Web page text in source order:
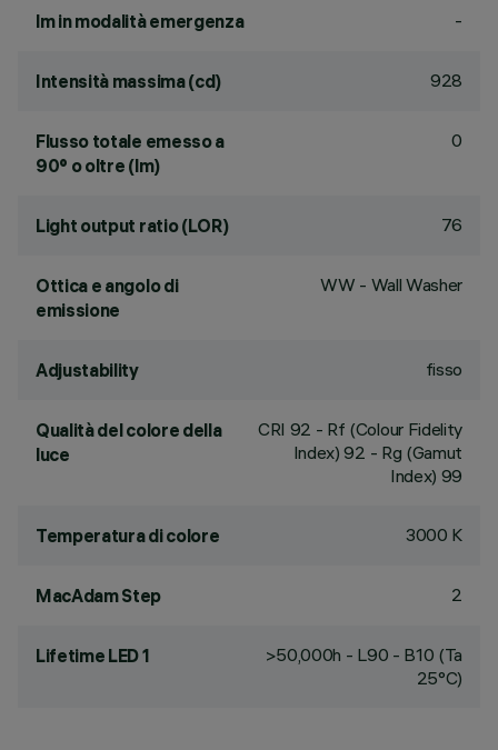
lm in modalità emergenza -
Intensità massima (cd) 928
Flusso totale emesso a
90° o oltre (lm)
0
Light output ratio (LOR) 76
Ottica e angolo di
emissione
WW - Wall Washer
Adjustability fisso
Qualità del colore della
luce
CRI 92 - Rf (Colour Fidelity
Index) 92 - Rg (Gamut
Index) 99
Temperatura di colore 3000 K
MacAdam Step 2
Lifetime LED 1
>50,000h - L90 - B10 (Ta
25°C)